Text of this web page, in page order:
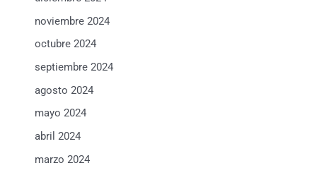
noviembre 2024
octubre 2024
septiembre 2024
agosto 2024
mayo 2024
abril 2024
marzo 2024